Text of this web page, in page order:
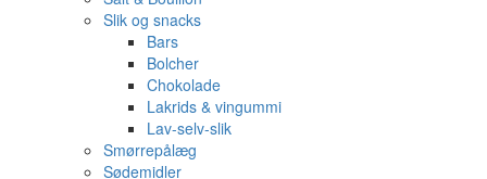
Slik og snacks
Bars
Bolcher
Chokolade
Lakrids & vingummi
Lav-selv-slik
Smørrepålæg
Sødemidler